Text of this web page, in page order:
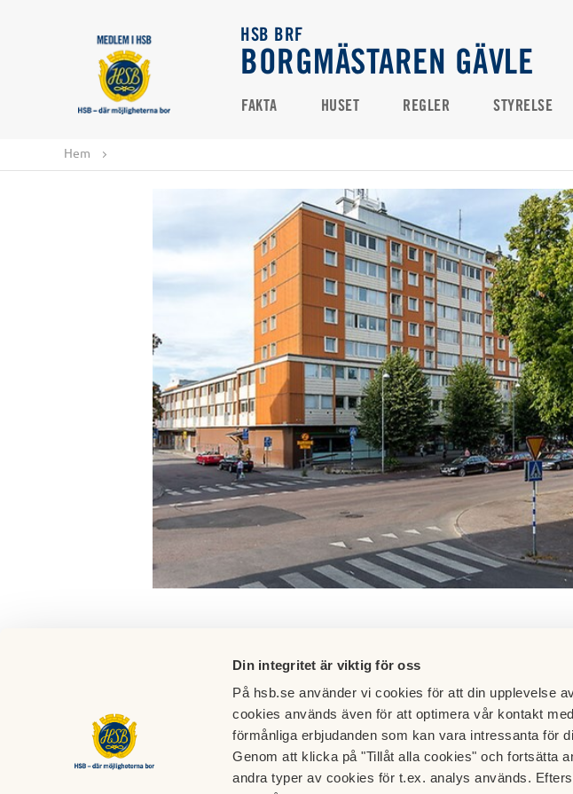
Din integritet är viktig för oss
På hsb.se använder vi cookies för att din upplevelse
cookies används även för att optimera vår kontakt
förmånliga erbjudanden som kan vara intressanta för
Genom att klicka på "Tillåt alla cookies" och fortsätta
andra typer av cookies för t.ex. analys används.
HSB BRF
BORGMÄSTAREN GÄVLE
FAKTA HUSET REGLER STYRELSE
Hem
BRF Borgmästaren